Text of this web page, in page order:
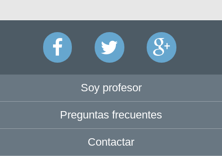
Soy profesor
Preguntas frecuentes
Contactar